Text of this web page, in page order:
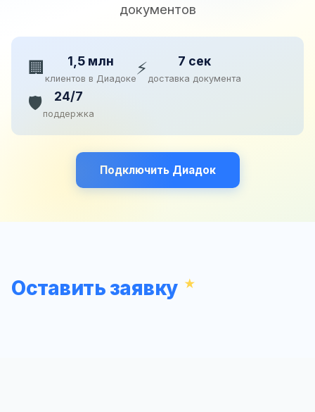
документов
🏢 1,5 млн
клиентов в Диадоке⚡ 7 сек
доставка документа
🛡️ 24/7
поддержка
Подключить Диадок
Оставить заявку